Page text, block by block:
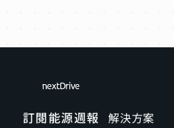
訂閱能源週報 解決方案